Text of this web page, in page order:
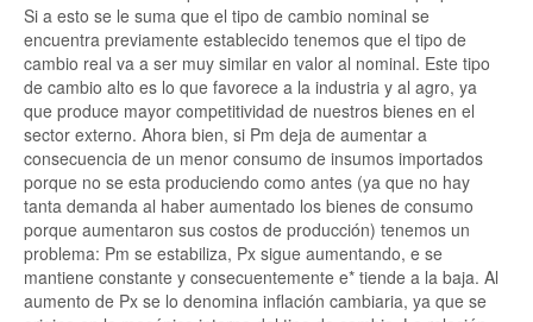
Si a esto se le suma que el tipo de cambio nominal se
encuentra previamente establecido tenemos que el tipo de
cambio real va a ser muy similar en valor al nominal. Este tipo
de cambio alto es lo que favorece a la industria y al agro, ya
que produce mayor competitividad de nuestros bienes en el
sector externo. Ahora bien, si Pm deja de aumentar a
consecuencia de un menor consumo de insumos importados
porque no se esta produciendo como antes (ya que no hay
tanta demanda al haber aumentado los bienes de consumo
porque aumentaron sus costos de producción) tenemos un
problema: Pm se estabiliza, Px sigue aumentando, e se
mantiene constante y consecuentemente e* tiende a la baja. Al
aumento de Px se lo denomina inflación cambiaria, ya que se